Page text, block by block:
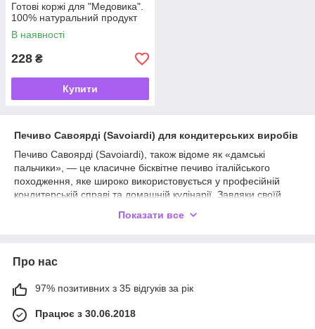
Готові коржі для "Медовика".
100% натуральний продукт
В наявності
228 ₴
Купити
Печиво Савоярді (Savoiardi) для кондитерських виробів
Печиво Савоярді (Savoiardi), також відоме як «дамські
пальчики», — це класичне бісквітне печиво італійського
походження, яке широко використовується у професійній
кондитерській справі та домашній кулінарії. Завдяки своїй
лікери та креми, зберігаючи форму й надаючи десертам
виробників і в різних фасуваннях. Ми пропонуємо продукцію
приготування, так і для кафе, ресторанів, кондитерських і
професійних виробництв.
Показати все
Про нас
97% позитивних з 35 відгуків за рік
Працює з 30.06.2018